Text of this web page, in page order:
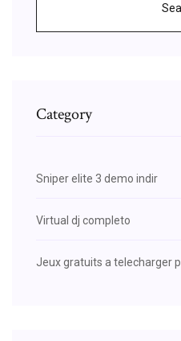
Category
Sniper elite 3 demo indir
Virtual dj completo
Jeux gratuits a telecharger